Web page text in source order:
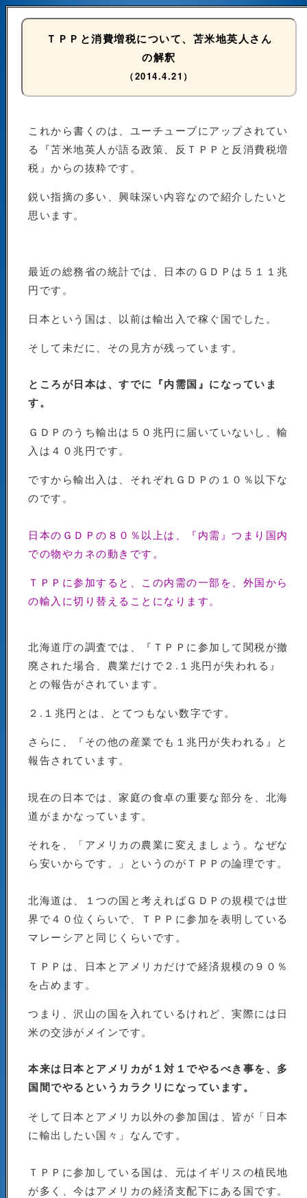
ＴＰＰと消費増税について、苫米地英人さん
の解釈
（2014.4.21）
これから書くのは、ユーチューブにアップされてい
る『苫米地英人が語る政策、反ＴＰＰと反消費税増
税』からの抜粋です。
鋭い指摘の多い、興味深い内容なので紹介したいと
思います。
最近の総務省の統計では、日本のＧＤＰは５１１兆
円です。
日本という国は、以前は輸出入で稼ぐ国でした。
そして未だに、その見方が残っています。
ところが日本は、すでに『内需国』になっていま
す。
ＧＤＰのうち輸出は５０兆円に届いていないし、輸
入は４０兆円です。
ですから輸出入は、それぞれＧＤＰの１０％以下な
のです。
日本のＧＤＰの８０％以上は、『内需』つまり国内
での物やカネの動きです。
ＴＰＰに参加すると、この内需の一部を、外国から
の輸入に切り替えることになります。
北海道庁の調査では、『ＴＰＰに参加して関税が撤
廃された場合、農業だけで２.１兆円が失われる』
との報告がされています。
２.１兆円とは、とてつもない数字です。
さらに、『その他の産業でも１兆円が失われる』と
報告されています。
現在の日本では、家庭の食卓の重要な部分を、北海
道がまかなっています。
それを、「アメリカの農業に変えましょう。なぜな
ら安いからです。」というのがＴＰＰの論理です。
北海道は、１つの国と考えればＧＤＰの規模では世
界で４０位くらいで、ＴＰＰに参加を表明している
マレーシアと同じくらいです。
ＴＰＰは、日本とアメリカだけで経済規模の９０％
を占めます。
つまり、沢山の国を入れているけれど、実際には日
米の交渉がメインです。
本来は日本とアメリカが１対１でやるべき事を、多
国間でやるというカラクリになっています。
そして日本とアメリカ以外の参加国は、皆が「日本
に輸出したい国々」なんです。
ＴＰＰに参加している国は、元はイギリスの植民地
が多く、今はアメリカの経済支配下にある国です。